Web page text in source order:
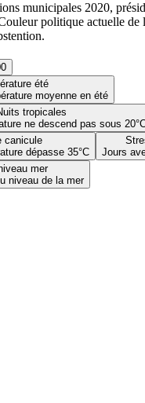
été
moyenne en été
tropicales
ne descend pas sous
canicule
dépasse 35°C
Jours
mer
niveau de la mer
municipales 2020,
politique actuelle de